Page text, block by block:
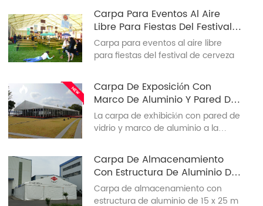
comercial para eventos del festival
de cerveza
Carpa Para Eventos Al Aire
Libre Para Fiestas Del Festival
De Cerveza
Carpa para eventos al aire libre
para fiestas del festival de cerveza
Carpa De Exposición Con
Marco De Aluminio Y Pared De
Vidrio A La Venta
La carpa de exhibición con pared de
vidrio y marco de aluminio a la
eventos de exhibición. Las partes
principales de la carpa de exhibición
a la venta están hechas de aleación
de aluminio y las piezas de repuesto
están hechas de acero. Además,
Carpa De Almacenamiento
Con Estructura De Aluminio De
15 X 25 M
Carpa de almacenamiento con
estructura de aluminio de 15 x 25 m